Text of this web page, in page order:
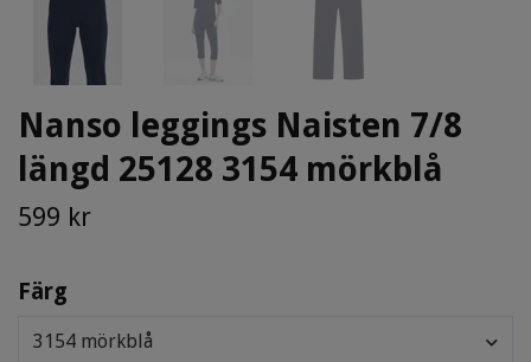
Nanso leggings Naisten 7/8
längd 25128 3154 mörkblå
599 kr
Färg
3154 mörkblå